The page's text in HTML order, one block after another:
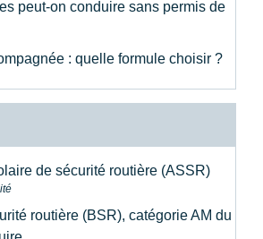
peut-on conduire sans permis de
: quelle formule choisir ?
de sécurité routière (ASSR)
routière (BSR), catégorie AM du